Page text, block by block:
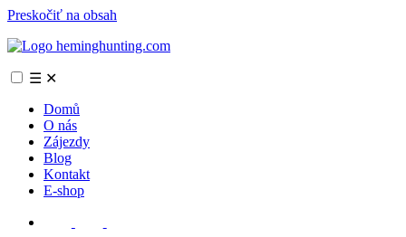
Preskočiť na obsah
☰ ✕
Domů
O nás
Zájezdy
Blog
Kontakt
E-shop